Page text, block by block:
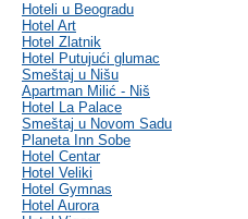
Hoteli u Beogradu
Hotel Art
Hotel Zlatnik
Hotel Putujući glumac
Smeštaj u Nišu
Apartman Milić - Niš
Hotel La Palace
Smeštaj u Novom Sadu
Planeta Inn Sobe
Hotel Centar
Hotel Veliki
Hotel Gymnas
Hotel Aurora